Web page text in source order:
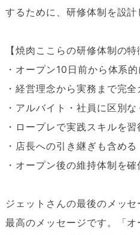
するために、研修体制を設計
【焼肉ここらの研修体制の特
・オープン10日前から体系
・経営理念から実務まで完全
・アルバイト・社員に区別な
・ロープレで実践スキルを習
・店長への引き継ぎも含める
・オープン後の維持体制を確
ジェットさんの最後のメッ
最高のメッセージです。「